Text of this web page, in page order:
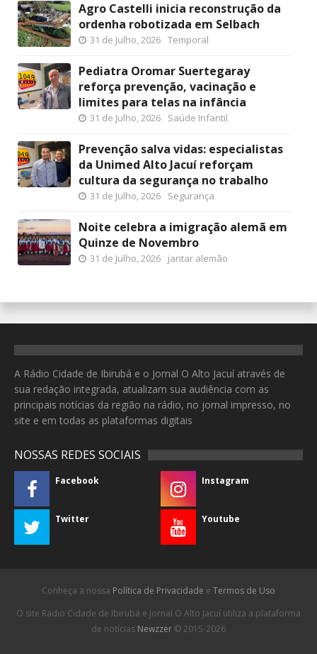
Agro Castelli inicia reconstrução da
ordenha robotizada em Selbach
31 de Julho, 2026 Temporal
Pediatra Oromar Suertegaray
reforça prevenção, vacinação e
limites para telas na infância
31 de Julho, 2026 Saúde Infantil
Prevenção salva vidas: especialistas
da Unimed Alto Jacuí reforçam
cultura da segurança no trabalho
31 de Julho, 2026 Segurança
Noite celebra a imigração alemã em
Quinze de Novembro
31 de Julho, 2026 jantar alemão
A Rádio Cidade de Ibirubá e o Jornal O Alto Jacuí através de
sua redação integrada, atualizam sua audiência com as
principais notícias da região na rádio, no jornal impresso, no
site e em todas as plataformas digitais
NOSSAS REDES SOCIAIS
Facebook Instagram
Twitter Youtube
Conheça a nossa Política de Privacidade e Termos de Uso
O site Radio Cidade de Ibirubá e Jornal O Alto Jacuí utiliza a plataforma
de notícias Newzzer © 2015-2026